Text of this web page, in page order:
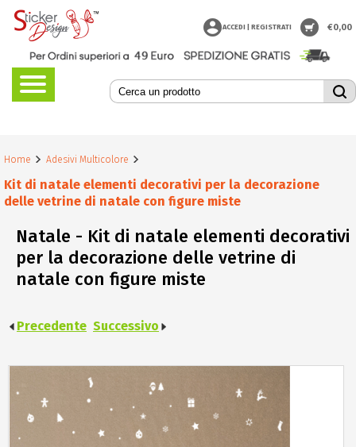
Home Adesivi Multicolore
Kit di natale elementi decorativi per la decorazione
delle vetrine di natale con figure miste
Natale - Kit di natale elementi decorativi
per la decorazione delle vetrine di
natale con figure miste
Precedente Successivo
ACCEDI | REGISTRATI €0,00